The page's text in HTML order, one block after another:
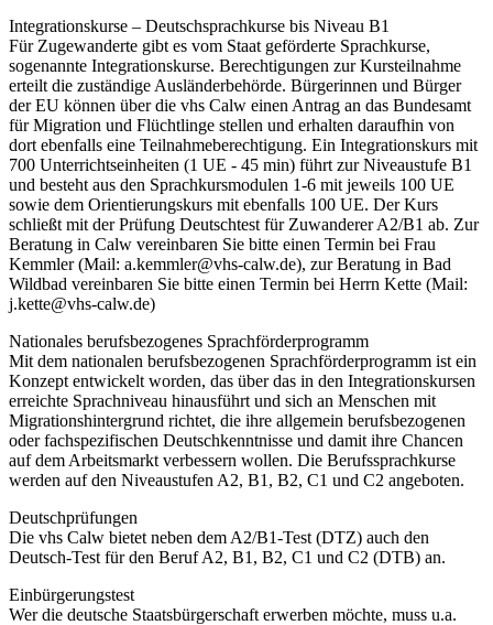
Integrationskurse – Deutschsprachkurse bis Niveau B1
Für Zugewanderte gibt es vom Staat geförderte Sprachkurse,
sogenannte Integrationskurse. Berechtigungen zur Kursteilnahme
erteilt die zuständige Ausländerbehörde. Bürgerinnen und Bürger
der EU können über die vhs Calw einen Antrag an das Bundesamt
für Migration und Flüchtlinge stellen und erhalten daraufhin von
dort ebenfalls eine Teilnahmeberechtigung. Ein Integrationskurs mit
700 Unterrichtseinheiten (1 UE - 45 min) führt zur Niveaustufe B1
und besteht aus den Sprachkursmodulen 1-6 mit jeweils 100 UE
sowie dem Orientierungskurs mit ebenfalls 100 UE. Der Kurs
schließt mit der Prüfung Deutschtest für Zuwanderer A2/B1 ab. Zur
Beratung in Calw vereinbaren Sie bitte einen Termin bei Frau
Kemmler (Mail: a.kemmler@vhs-calw.de), zur Beratung in Bad
Wildbad vereinbaren Sie bitte einen Termin bei Herrn Kette (Mail:
j.kette@vhs-calw.de)
Nationales berufsbezogenes Sprachförderprogramm
Mit dem nationalen berufsbezogenen Sprachförderprogramm ist ein
Konzept entwickelt worden, das über das in den Integrationskursen
erreichte Sprachniveau hinausführt und sich an Menschen mit
Migrationshintergrund richtet, die ihre allgemein berufsbezogenen
oder fachspezifischen Deutschkenntnisse und damit ihre Chancen
auf dem Arbeitsmarkt verbessern wollen. Die Berufssprachkurse
werden auf den Niveaustufen A2, B1, B2, C1 und C2 angeboten.
Deutschprüfungen
Die vhs Calw bietet neben dem A2/B1-Test (DTZ) auch den
Deutsch-Test für den Beruf A2, B1, B2, C1 und C2 (DTB) an.
Einbürgerungstest
Wer die deutsche Staatsbürgerschaft erwerben möchte, muss u.a.